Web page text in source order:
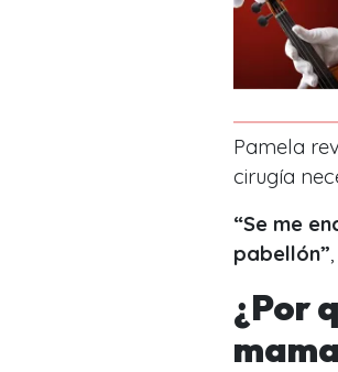
Pamela
cirugía
“Se me
pabellón”
¿Por